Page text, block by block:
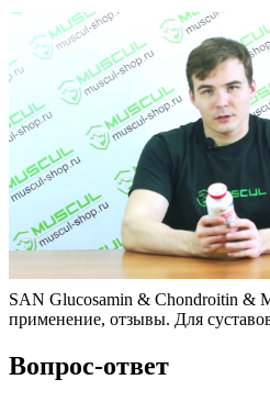
SAN Glucosamin & Chondroitin &
применение, отзывы. Для
Вопрос-ответ